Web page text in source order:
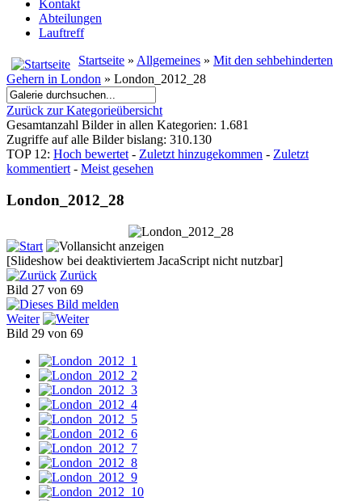
Kontakt
Abteilungen
Lauftreff
Startseite » Allgemeines » Mit den sehbehinderten
Gehern in London » London_2012_28
Zurück zur Kategorieübersicht
Gesamtanzahl Bilder in allen Kategorien: 1.681
Zugriffe auf alle Bilder bislang: 310.130
TOP 12: Hoch bewertet- Zuletzt hinzugekommen - Zuletzt
kommentiert- Meist gesehen
London_2012_28
[Slideshow bei deaktiviertem JacaScript nicht nutzbar]
Zurück
Bild 27 von 69
Weiter
Bild 29 von 69